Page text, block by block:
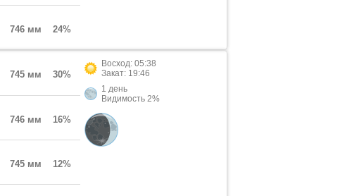
746 мм 24%
745 мм 30%
746 мм 16%
745 мм 12%
Восход: 05:38
Закат: 19:46
1 день
Видимость 2%